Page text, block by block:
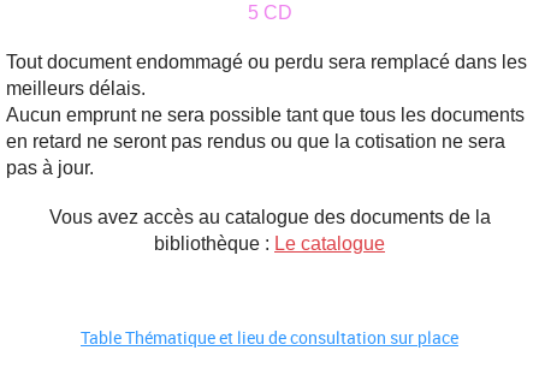
5 CD
Tout document endommagé ou perdu sera remplacé dans les
meilleurs délais.
Aucun emprunt ne sera possible tant que tous les documents
en retard ne seront pas rendus ou que la cotisation ne sera
pas à jour.
Vous avez accès au catalogue des documents de la
bibliothèque : Le catalogue
Table Thématique et lieu de consultation sur place